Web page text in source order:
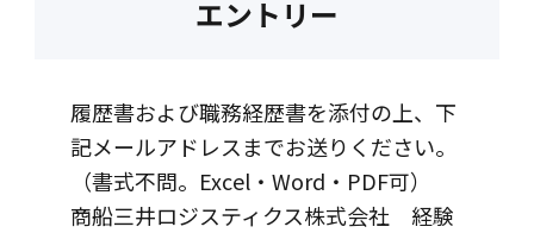
エントリー
履歴書および職務経歴書を添付の上、下
記メールアドレスまでお送りください。
（書式不問。Excel・Word・PDF可）
商船三井ロジスティクス株式会社 経験